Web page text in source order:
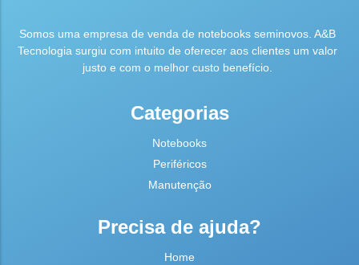
Somos uma empresa de venda de notebooks seminovos. A&B
Tecnologia surgiu com intuito de oferecer aos clientes um valor
justo e com o melhor custo benefício.
Categorias
Notebooks
Periféricos
Manutenção
Precisa de ajuda?
Home